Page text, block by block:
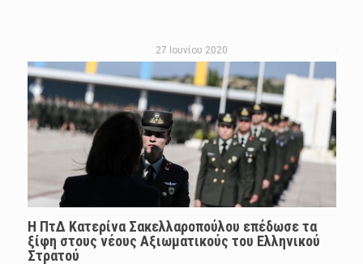
27 Ιουνίου 2020
Η ΠτΔ Κατερίνα Σακελλαροπούλου επέδωσε τα
ξίφη στους νέους Αξιωματικούς του Ελληνικού
Στρατού